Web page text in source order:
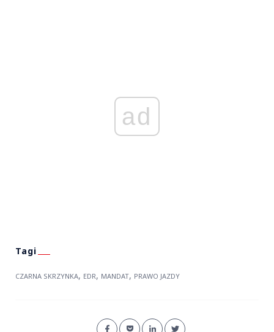
ad
CZARNA SKRZYNKA, EDR, MANDAT, PRAWO JAZDY